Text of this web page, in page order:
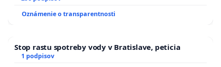
Oznámenie o transparentnosti
Stop rastu spotreby vody v Bratislave, peticia
1 podpisov